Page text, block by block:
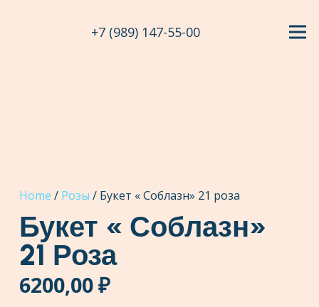
+7 (989) 147-55-00
Home / Розы / Букет « Соблазн» 21 роза
Букет « Соблазн»
21 Роза
6200,00₽